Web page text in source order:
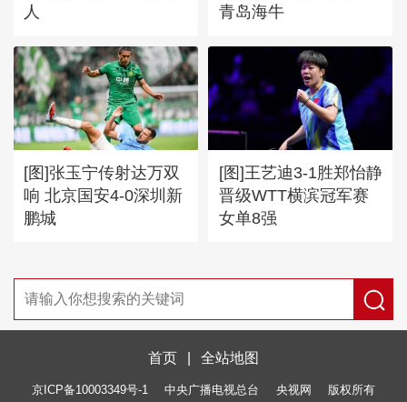
人
青岛海牛
[图]张玉宁传射达万双
响 北京国安4-0深圳新
鹏城
[图]王艺迪3-1胜郑怡静
晋级WTT横滨冠军赛
女单8强
首页 全站地图
京ICP备10003349号-1 中央广播电视总台 央视网 版权所有